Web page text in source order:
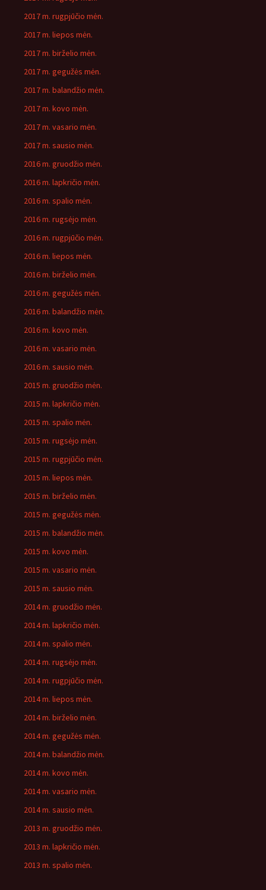
2017 m. rugpjūčio mėn.
2017 m. liepos mėn.
2017 m. birželio mėn.
2017 m. gegužės mėn.
2017 m. balandžio mėn.
2017 m. kovo mėn.
2017 m. vasario mėn.
2017 m. sausio mėn.
2016 m. gruodžio mėn.
2016 m. lapkričio mėn.
2016 m. spalio mėn.
2016 m. rugsėjo mėn.
2016 m. rugpjūčio mėn.
2016 m. liepos mėn.
2016 m. birželio mėn.
2016 m. gegužės mėn.
2016 m. balandžio mėn.
2016 m. kovo mėn.
2016 m. vasario mėn.
2016 m. sausio mėn.
2015 m. gruodžio mėn.
2015 m. lapkričio mėn.
2015 m. spalio mėn.
2015 m. rugsėjo mėn.
2015 m. rugpjūčio mėn.
2015 m. liepos mėn.
2015 m. birželio mėn.
2015 m. gegužės mėn.
2015 m. balandžio mėn.
2015 m. kovo mėn.
2015 m. vasario mėn.
2015 m. sausio mėn.
2014 m. gruodžio mėn.
2014 m. lapkričio mėn.
2014 m. spalio mėn.
2014 m. rugsėjo mėn.
2014 m. rugpjūčio mėn.
2014 m. liepos mėn.
2014 m. birželio mėn.
2014 m. gegužės mėn.
2014 m. balandžio mėn.
2014 m. kovo mėn.
2014 m. vasario mėn.
2014 m. sausio mėn.
2013 m. gruodžio mėn.
2013 m. lapkričio mėn.
2013 m. spalio mėn.